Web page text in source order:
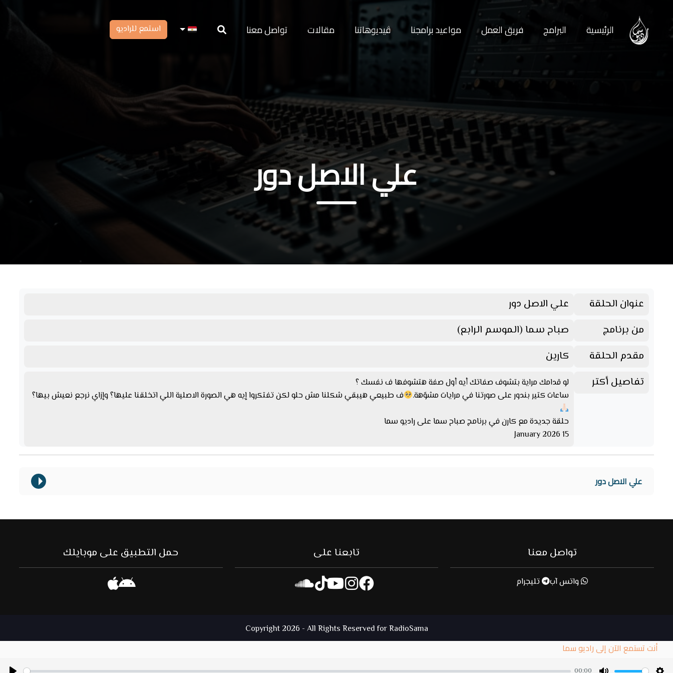
الرئيسية البرامج فريق العمل مواعيد برامجنا ڤيديوهاتنا مقالات تواصل معنا استمع للراديو
علي الاصل دور
عنوان الحلقة
علي الاصل دور
من برنامج
صباح سما (الموسم الرابع)
مقدم الحلقة
كارين
تفاصيل أكتر
لو قدامك مراية بتشوف صفاتك أيه أول صفة هتشوفها ف نفسك ؟
ساعات كتير بندور على صورتنا في مرايات مشوّهة.
ف طبيعي هيبقي شكلنا مش حلو لكن تفتكروا إيه هي الصورة الاصلية اللي اتخلقنا عليها؟ وإزاي نرجع نعيش بيها؟
حلقة جديدة مع كارن في برنامج صباح سما على راديو سما
15 January 2026
علي الاصل دور
تواصل معنا
واتس آب تليجرام
تابعنا على حمل التطبيق على موبايلك
Copyright 2026 - All Rights Reserved for RadioSama
أنت تستمع الآن إلى راديو سما
00:00